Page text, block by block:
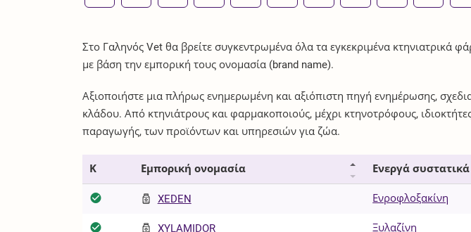
Στο Γαληνός Vet θα βρείτε συγκεντρωμένα όλα τα εγκεκριμένα κτηνιατρικά
με βάση την εμπορική τους ονομασία (brand name).
Αξιοποιήστε μια πλήρως ενημερωμένη και αξιόπιστη πηγή ενημέρωσης,
κλάδου. Από κτηνιάτρους και φαρμακοποιούς, μέχρι κτηνοτρόφους,
παραγωγής, των προϊόντων και υπηρεσιών για ζώα.
Κ Εμπορική ονομασία Ενεργά συστατικά
XEDEN Ενροφλοξακίνη
XYLAMIDOR Ξυλαζίνη